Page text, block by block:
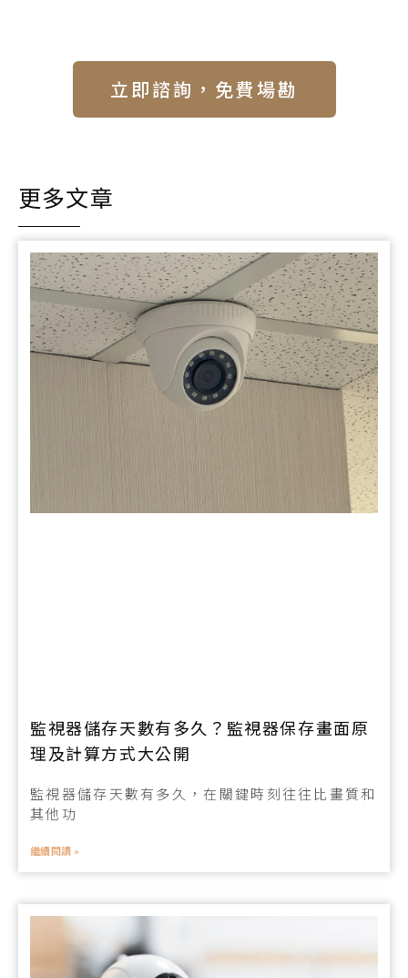
立即諮詢，免費場勘
更多文章
監視器儲存天數有多久？監視器保存畫面原
理及計算方式大公開
監視器儲存天數有多久，在關鍵時刻往往比畫質和
其他功
繼續閱讀 »